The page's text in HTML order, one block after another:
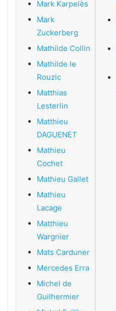
Mark Karpelès
Mark
Zuckerberg
Mathilde Collin
Mathilde le
Rouzic
Matthias
Lesterlin
Matthieu
DAGUENET
Mathieu
Cochet
Mathieu Gallet
Mathieu
Lacage
Matthieu
Wargnier
Mats Carduner
Mercedes Erra
Michel de
Guilhermier